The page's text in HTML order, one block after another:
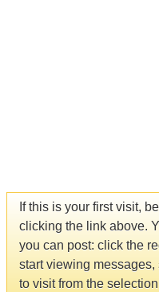
If this is your first visit,
clicking the link above.
you can post: click the
start viewing
to visit from the